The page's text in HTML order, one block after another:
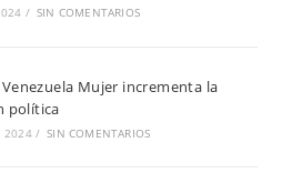
/ SIN COMENTARIOS
Mujer incrementa la
política
2024 / SIN COMENTARIOS